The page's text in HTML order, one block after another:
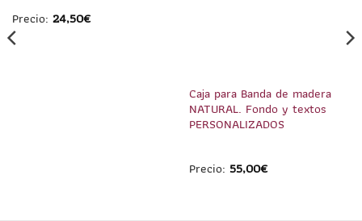
Precio: 24,50€
Caja para Banda de madera
NATURAL. Fondo y textos
PERSONALIZADOS
Precio: 55,00€